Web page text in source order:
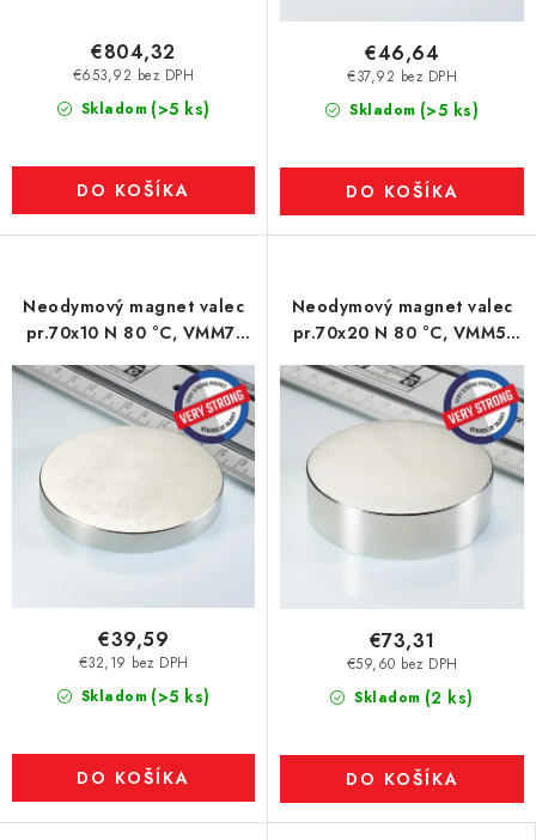
Skladom (>5 ks)
€653,92 bez DPH
€804,32
DO KOŠÍKA
Skladom (>5 ks)
€37,92 bez DPH
€46,64
DO KOŠÍKA
Neodymový magnet valec
pr.70x10 N 80 °C, VMM7-
N38
Skladom (>5 ks)
€32,19 bez DPH
€39,59
DO KOŠÍKA
Neodymový magnet valec
pr.70x20 N 80 °C, VMM5-
N38
Skladom (2 ks)
€59,60 bez DPH
€73,31
DO KOŠÍKA